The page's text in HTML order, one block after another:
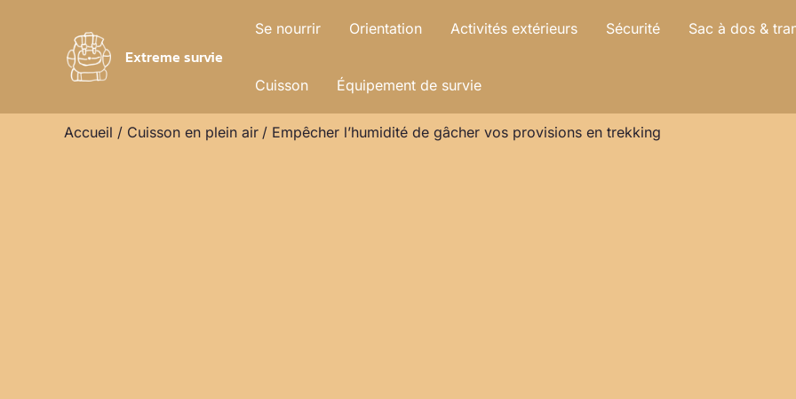
Extreme survie
Se nourrir Orientation Activités extérieurs Sécurité Sac à dos &
Cuisson Équipement de survie
Accueil Cuisson en plein air Empêcher l’humidité de gâcher vos provisions en trekking